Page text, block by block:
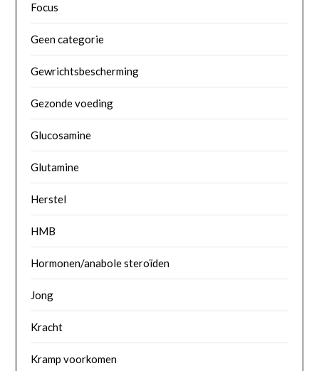
Focus
Geen categorie
Gewrichtsbescherming
Gezonde voeding
Glucosamine
Glutamine
Herstel
HMB
Hormonen/anabole steroïden
Jong
Kracht
Kramp voorkomen